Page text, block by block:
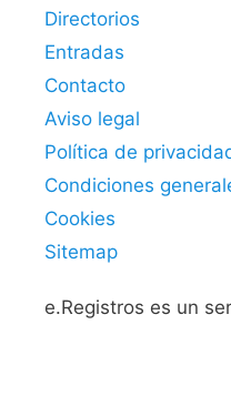
Directorios
Entradas
Contacto
Aviso legal
Política de
Condiciones
Cookies
Sitemap
e.Registros es un